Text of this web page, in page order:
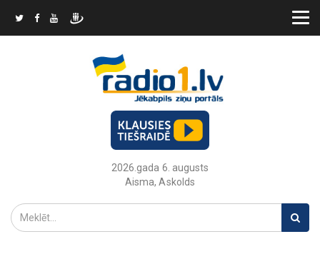
2026.gada 6. augusts
Aisma, Askolds